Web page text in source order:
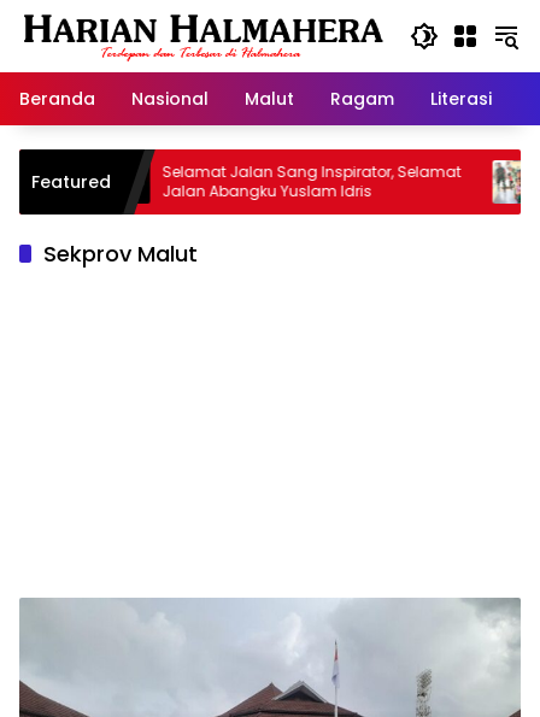
Langsung
Beranda
Nasional Malut Ragam Literasi
FeaturedSelamat Jalan Sang Inspirator, Selamat
Jalan Abangku Yuslam Idris
Sekprov Malut